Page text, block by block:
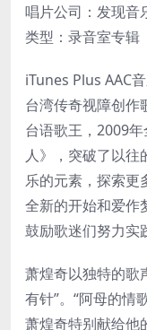
唱片公司：发现音
类型：录音室专辑
iTunes Plus AAC
台湾传奇视障创作
台语歌王，2009
人》，突破了以往
乐的元素，探索更
全新的开始和爱作
鼓励歌迷们努力实
萧煌奇以独特的歌
有针”。“阿母的情
萧煌奇特别献给他